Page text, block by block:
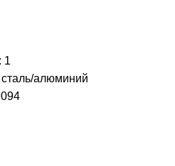
1
алюминий